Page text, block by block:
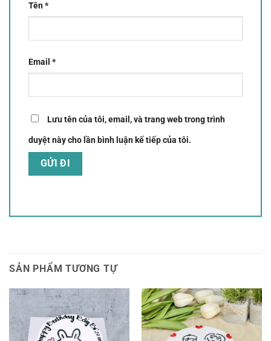
Tên*
Email *
Lưu tên của tôi, email, và trang web trong trình
duyệt này cho lần bình luận kế tiếp của tôi.
SẢN PHẨM TƯƠNG TỰ